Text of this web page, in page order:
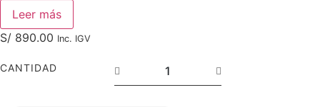
Leer más
S/ 890.00 Inc. IGV
CANTIDAD